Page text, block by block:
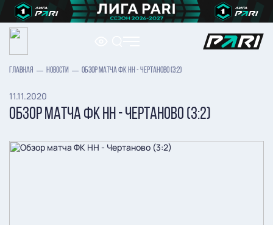
ГЛАВНАЯ НОВОСТИ ОБЗОР МАТЧА ФК НН - ЧЕРТАНОВО (3:2)
11.11.2020
ОБЗОР МАТЧА ФК НН - ЧЕРТАНОВО (3:2)